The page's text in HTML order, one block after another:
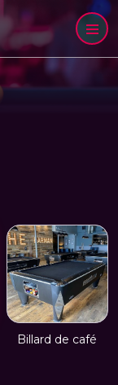
Billard de café